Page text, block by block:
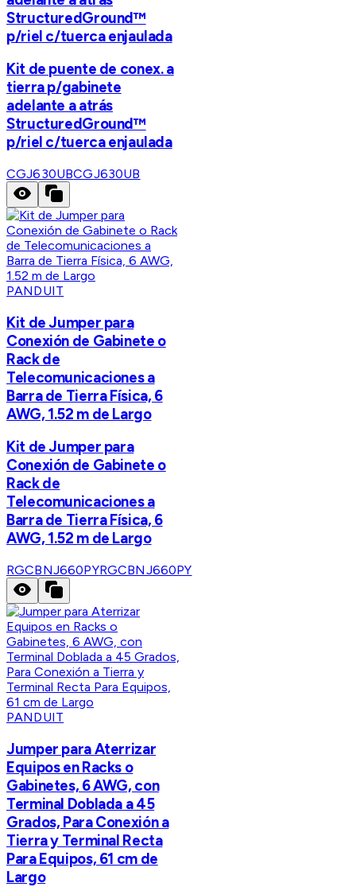
StructuredGround™
p/riel c/tuerca enjaulada
Kit de puente de conex. a
tierra p/gabinete
adelante a atrás
StructuredGround™
p/riel c/tuerca enjaulada
CGJ630UBCGJ630UB
PANDUIT
Kit de Jumper para
Conexión de Gabinete o
Rack de
Telecomunicaciones a
Barra de Tierra Física, 6
AWG, 1.52 m de Largo
Kit de Jumper para
Conexión de Gabinete o
Rack de
Telecomunicaciones a
Barra de Tierra Física, 6
AWG, 1.52 m de Largo
RGCBNJ660PYRGCBNJ660PY
PANDUIT
Jumper para Aterrizar
Equipos en Racks o
Gabinetes, 6 AWG, con
Terminal Doblada a 45
Grados, Para Conexión a
Tierra y Terminal Recta
Para Equipos, 61 cm de
Largo